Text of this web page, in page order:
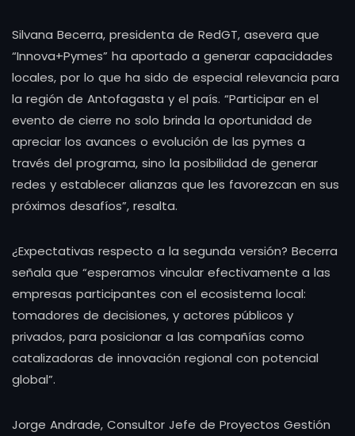
Silvana Becerra, presidenta de RedGT, asevera que
“Innova+Pymes” ha aportado a generar capacidades
locales, por lo que ha sido de especial relevancia para
la región de Antofagasta y el país. “Participar en el
evento de cierre no solo brinda la oportunidad de
apreciar los avances o evolución de las pymes a
través del programa, sino la posibilidad de generar
redes y establecer alianzas que les favorezcan en sus
próximos desafíos”, resalta.
¿Expectativas respecto a la segunda versión? Becerra
señala que “esperamos vincular efectivamente a las
empresas participantes con el ecosistema local:
tomadores de decisiones, y actores públicos y
privados, para posicionar a las compañías como
catalizadoras de innovación regional con potencial
global”.
Jorge Andrade, Consultor Jefe de Proyectos Gestión